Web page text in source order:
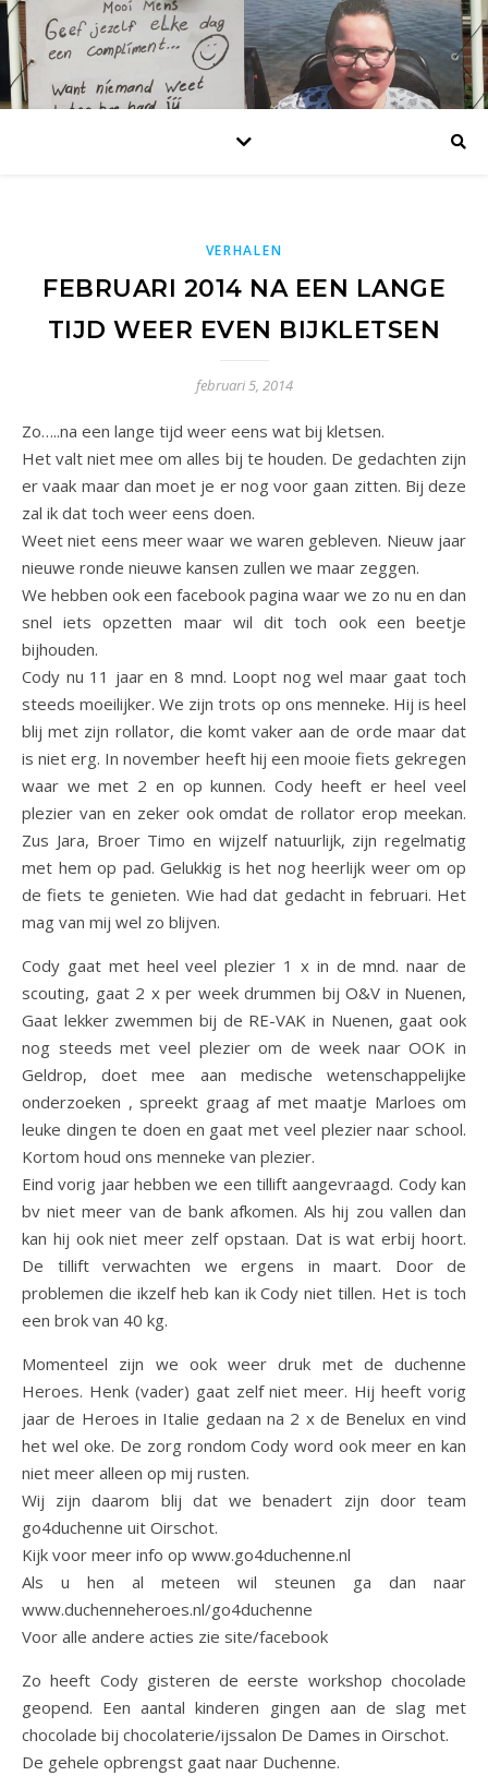
VERHALEN
FEBRUARI 2014 NA EEN LANGE
TIJD WEER EVEN BIJKLETSEN
februari 5, 2014
Zo…..na een lange tijd weer eens wat bij kletsen.
Het valt niet mee om alles bij te houden. De gedachten zijn
er vaak maar dan moet je er nog voor gaan zitten. Bij deze
zal ik dat toch weer eens doen.
Weet niet eens meer waar we waren gebleven. Nieuw jaar
nieuwe ronde nieuwe kansen zullen we maar zeggen.
We hebben ook een facebook pagina waar we zo nu en dan
snel iets opzetten maar wil dit toch ook een beetje
bijhouden.
Cody nu 11 jaar en 8 mnd. Loopt nog wel maar gaat toch
steeds moeilijker. We zijn trots op ons menneke. Hij is heel
blij met zijn rollator, die komt vaker aan de orde maar dat
is niet erg. In november heeft hij een mooie fiets gekregen
waar we met 2 en op kunnen. Cody heeft er heel veel
plezier van en zeker ook omdat de rollator erop meekan.
Zus Jara, Broer Timo en wijzelf natuurlijk, zijn regelmatig
met hem op pad. Gelukkig is het nog heerlijk weer om op
de fiets te genieten. Wie had dat gedacht in februari. Het
mag van mij wel zo blijven.
Cody gaat met heel veel plezier 1 x in de mnd. naar de
scouting, gaat 2 x per week drummen bij O&V in Nuenen,
Gaat lekker zwemmen bij de RE-VAK in Nuenen, gaat ook
nog steeds met veel plezier om de week naar OOK in
Geldrop, doet mee aan medische wetenschappelijke
onderzoeken , spreekt graag af met maatje Marloes om
leuke dingen te doen en gaat met veel plezier naar school.
Kortom houd ons menneke van plezier.
Eind vorig jaar hebben we een tillift aangevraagd. Cody kan
bv niet meer van de bank afkomen. Als hij zou vallen dan
kan hij ook niet meer zelf opstaan. Dat is wat erbij hoort.
De tillift verwachten we ergens in maart. Door de
problemen die ikzelf heb kan ik Cody niet tillen. Het is toch
een brok van 40 kg.
Momenteel zijn we ook weer druk met de duchenne
Heroes. Henk (vader) gaat zelf niet meer. Hij heeft vorig
jaar de Heroes in Italie gedaan na 2 x de Benelux en vind
het wel oke. De zorg rondom Cody word ook meer en kan
niet meer alleen op mij rusten.
Wij zijn daarom blij dat we benadert zijn door team
go4duchenne uit Oirschot.
Kijk voor meer info op www.go4duchenne.nl
Als u hen al meteen wil steunen ga dan naar
www.duchenneheroes.nl/go4duchenne
Voor alle andere acties zie site/facebook
Zo heeft Cody gisteren de eerste workshop chocolade
geopend. Een aantal kinderen gingen aan de slag met
chocolade bij chocolaterie/ijssalon De Dames in Oirschot.
De gehele opbrengst gaat naar Duchenne.